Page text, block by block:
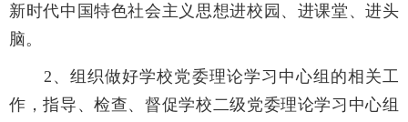
新时代中国特色社会主义思想进校园、进课堂、进头
脑。
2 、组织做好学校党委理论学习中心组的相关工
作，指导、检查、督促学校二级党委理论学习中心组